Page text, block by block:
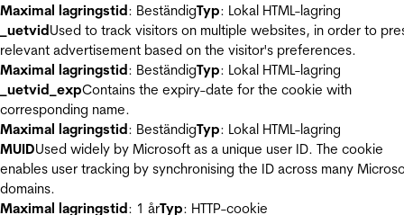
Maximal lagringstid: BeständigTyp: Lokal HTML-lagring
_uetvidUsed to track visitors on multiple websites, in order to
relevant advertisement based on the visitor's preferences.
Maximal lagringstid: BeständigTyp: Lokal HTML-lagring
_uetvid_expContains the expiry-date for the cookie with
corresponding name.
Maximal lagringstid: BeständigTyp: Lokal HTML-lagring
MUIDUsed widely by Microsoft as a unique user ID. The cookie
enables user tracking by synchronising the ID across many
domains.
Maximal lagringstid: 1 årTyp: HTTP-cookie